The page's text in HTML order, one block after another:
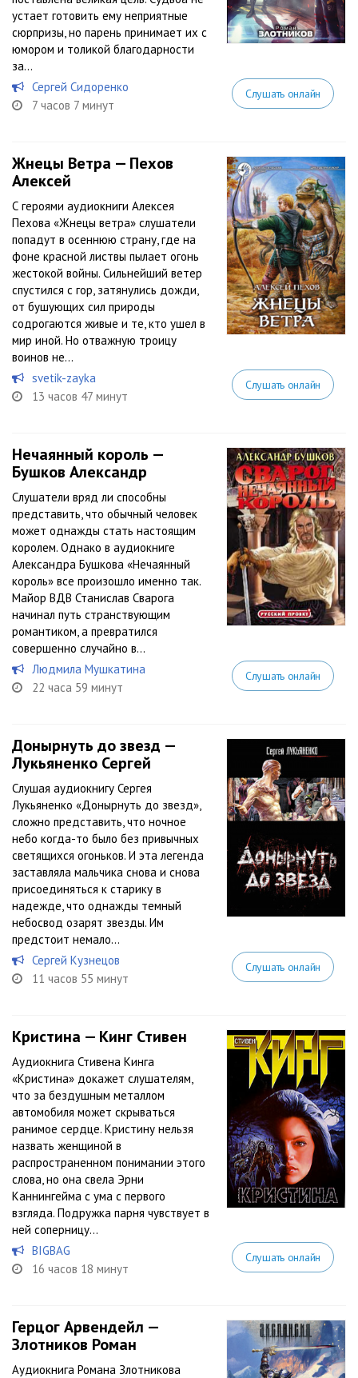
устает готовить ему неприятные
сюрпризы, но парень принимает их с
юмором и толикой благодарности
за...
Сергей Сидоренко
7 часов 7 минут
Слушать онлайн
Жнецы Ветра — Пехов
Алексей
С героями аудиокниги Алексея
Пехова «Жнецы ветра» слушатели
попадут в осеннюю страну, где на
фоне красной листвы пылает огонь
жестокой войны. Сильнейший ветер
спустился с гор, затянулись дожди,
от бушующих сил природы
содрогаются живые и те, кто ушел в
мир иной. Но отважную троицу
воинов не...
svetik-zayka
13 часов 47 минут
Слушать онлайн
Нечаянный король —
Бушков Александр
Слушатели вряд ли способны
представить, что обычный человек
может однажды стать настоящим
королем. Однако в аудиокниге
Александра Бушкова «Нечаянный
король» все произошло именно так.
Майор ВДВ Станислав Сварога
начинал путь странствующим
романтиком, а превратился
совершенно случайно в...
Людмила Мушкатина
22 часа 59 минут
Слушать онлайн
Донырнуть до звезд —
Лукьяненко Сергей
Слушая аудиокнигу Сергея
Лукьяненко «Донырнуть до звезд»,
сложно представить, что ночное
небо когда-то было без привычных
светящихся огоньков. И эта легенда
заставляла мальчика снова и снова
присоединяться к старику в
надежде, что однажды темный
небосвод озарят звезды. Им
предстоит немало...
Сергей Кузнецов
11 часов 55 минут
Слушать онлайн
Кристина — Кинг Стивен
Аудиокнига Стивена Кинга
«Кристина» докажет слушателям,
что за бездушным металлом
автомобиля может скрываться
ранимое сердце. Кристину нельзя
назвать женщиной в
распространенном понимании этого
слова, но она свела Эрни
Каннингейма с ума с первого
взгляда. Подружка парня чувствует в
ней соперницу...
BIGBAG
16 часов 18 минут
Слушать онлайн
Герцог Арвендейл —
Злотников Роман
Аудиокнига Романа Злотникова